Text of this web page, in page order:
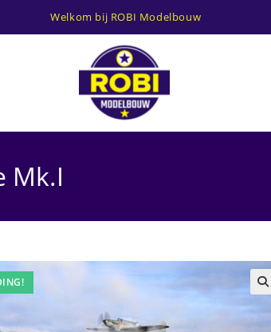
Welkom bij ROBI Modelbouw
Mk.I